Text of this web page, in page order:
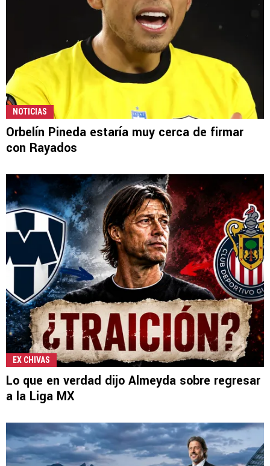
NOTICIAS
Orbelín Pineda estaría muy cerca de firmar
con Rayados
EX CHIVAS
Lo que en verdad dijo Almeyda sobre regresar
a la Liga MX